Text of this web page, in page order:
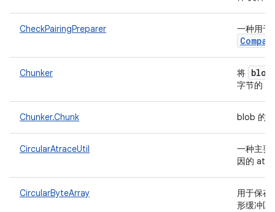
CheckPairingPreparer 一种用于
Chunker 将 blob
字节的
Chunker.Chunk blob 的
CircularAtraceUtil
一种主要
因的
CircularByteArray
用于保存
形缓冲区